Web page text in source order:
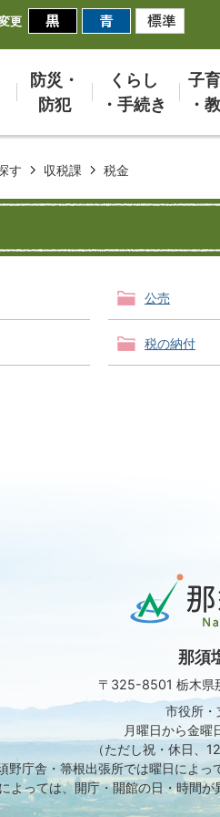
更
防災・
防犯
くらし
・手続き
子
・
す 収税課 税金
公売
税の納付
須
塩
Nasushiobara
City
那須
〒325-8501 栃木県
市役所・
月曜日から金曜
（ただし祝・休日、
野庁舎・箒根出張所では曜日によっ
よっては、開庁・開館の日・時間が